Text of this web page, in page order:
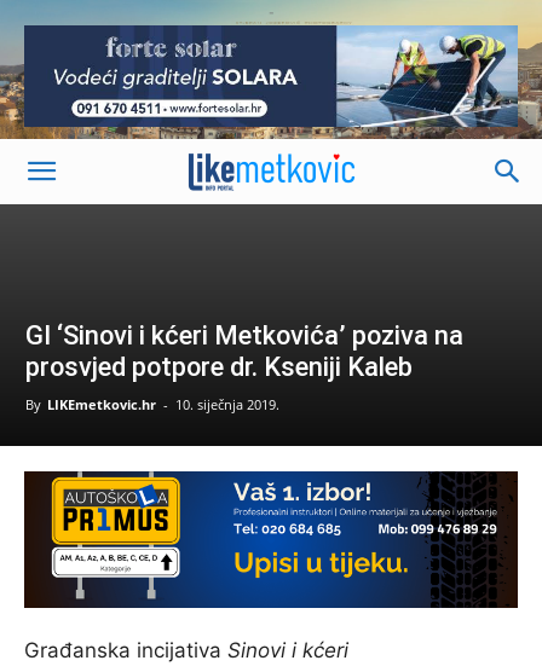
-
GI ‘Sinovi i kćeri Metkovića’ poziva na
prosvjed potpore dr. Kseniji Kaleb
By LIKEmetkovic.hr - 10. siječnja 2019.
Građanska incijativa Sinovi i kćeri